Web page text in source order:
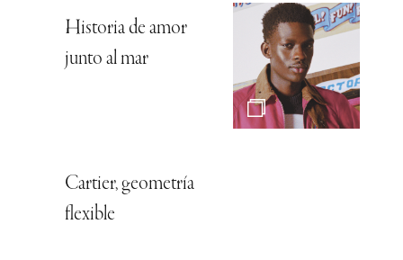
Historia de amor
junto al mar
Cartier, geometría
flexible